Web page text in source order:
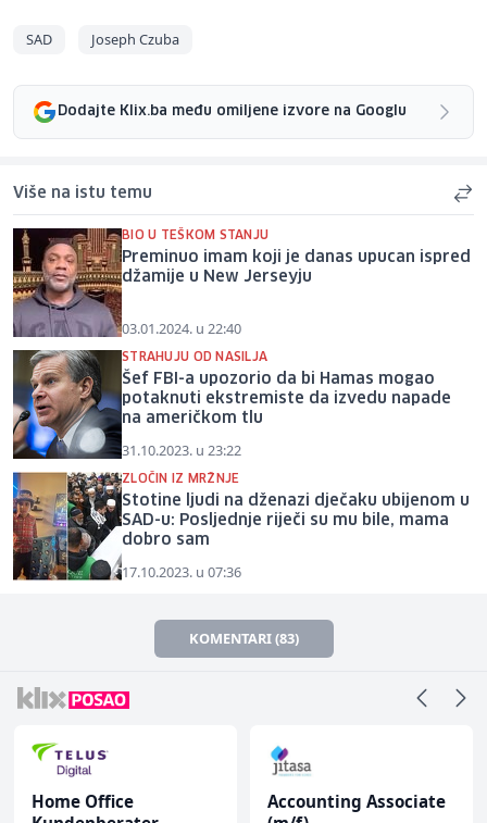
SAD Joseph Czuba
Dodajte Klix.ba među omiljene izvore na Googlu
Više na istu temu
BIO U TEŠKOM STANJU
Preminuo imam koji je danas upucan ispred
džamije u New Jerseyju
03.01.2024. u 22:40
STRAHUJU OD NASILJA
Šef FBI-a upozorio da bi Hamas mogao
potaknuti ekstremiste da izvedu napade
na američkom tlu
31.10.2023. u 23:22
ZLOČIN IZ MRŽNJE
Stotine ljudi na dženazi dječaku ubijenom u
SAD-u: Posljednje riječi su mu bile, mama
dobro sam
17.10.2023. u 07:36
KOMENTARI (83)
Home Office
Accounting Associate